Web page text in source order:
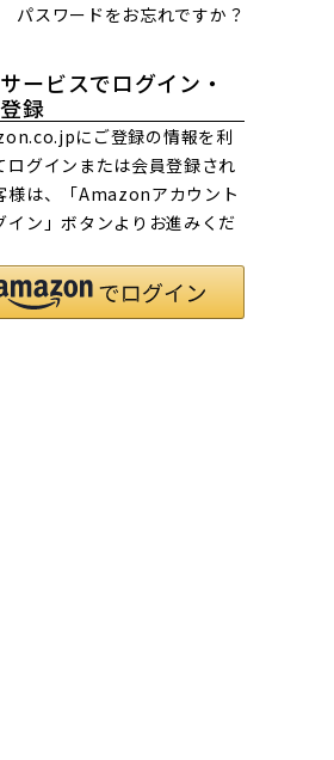
パスワードをお忘れですか？
ービスでログイン・
録
にご登録の情報を利
ログインまたは会員登録され
様は、「Amazonアカウント
イン」ボタンよりお進みくだ